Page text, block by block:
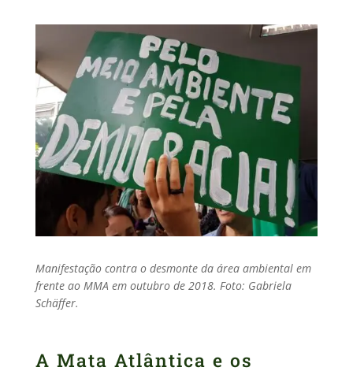
Manifestação contra o desmonte da área ambiental em
frente ao MMA em outubro de 2018. Foto: Gabriela
Schäffer.
A Mata Atlântica e os